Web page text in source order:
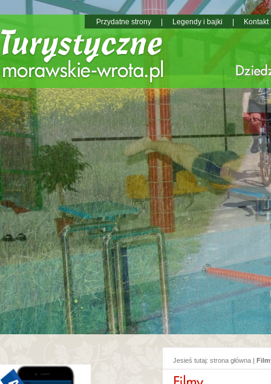
Przydatne strony Legendy i bajki Kontakt
Jesieś tutaj: strona główna |